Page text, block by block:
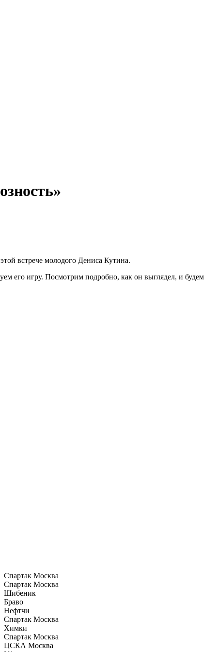
встрече молодого Дениса Кутина.
его игру. Посмотрим подробно, как он выглядел, и будем
Спартак Москва
Спартак Москва
Шибеник
Браво
Нефтчи
Спартак Москва
Химки
Спартак Москва
ЦСКА Москва